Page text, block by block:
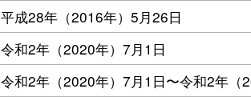
平成28年（2016年）5月26日
令和2年（2020年）7月1日
令和2年（2020年）7月1日〜令和2年（